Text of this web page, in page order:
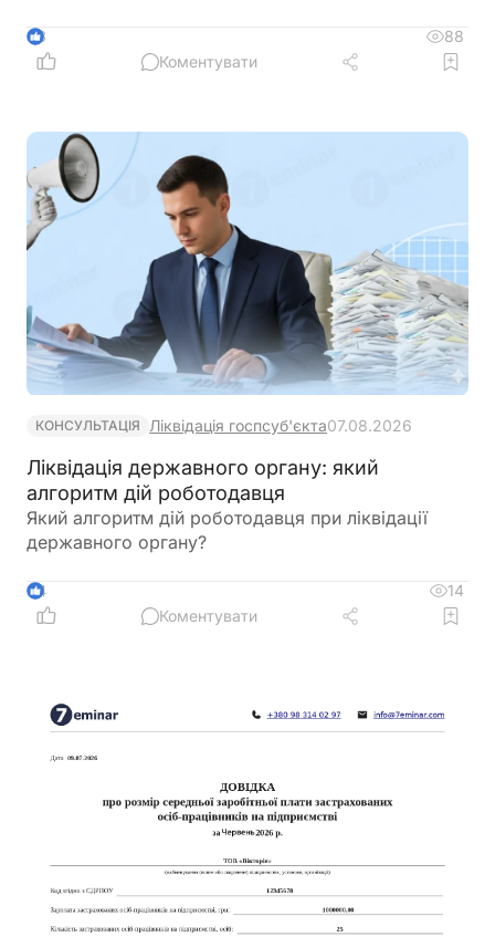
праці педагогів, яка передбачає нові посадові
оклади та поступовий перехід від Єдиної тарифної
3
88
Коментувати
КОНСУЛЬТАЦІЯ Ліквідація госпсуб'єкта07.08.2026
Ліквідація державного органу: який
алгоритм дій роботодавця
Який алгоритм дій роботодавця при ліквідації
державного органу?
4
14
Коментувати